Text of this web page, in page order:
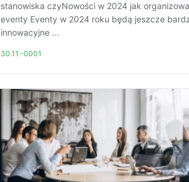
stanowiska czyNowości w 2024 jak
eventy Eventy w 2024 roku będą jeszcze
innowacyjne ...
30.11.-0001